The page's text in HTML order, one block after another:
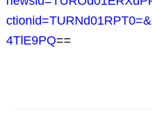
4TlE9PQ==